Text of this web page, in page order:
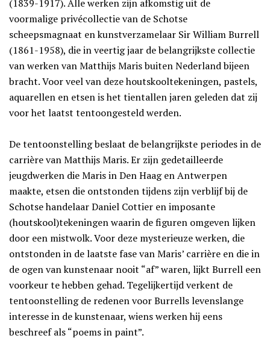
(1839-1917). Alle werken zijn afkomstig uit de
voormalige privécollectie van de Schotse
scheepsmagnaat en kunstverzamelaar Sir William Burrell
(1861-1958), die in veertig jaar de belangrijkste collectie
van werken van Matthijs Maris buiten Nederland bijeen
bracht. Voor veel van deze houtskooltekeningen, pastels,
aquarellen en etsen is het tientallen jaren geleden dat zij
voor het laatst tentoongesteld werden.
De tentoonstelling beslaat de belangrijkste periodes in de
carrière van Matthijs Maris. Er zijn gedetailleerde
jeugdwerken die Maris in Den Haag en Antwerpen
maakte, etsen die ontstonden tijdens zijn verblijf bij de
Schotse handelaar Daniel Cottier en imposante
(houtskool)tekeningen waarin de figuren omgeven lijken
door een mistwolk. Voor deze mysterieuze werken, die
ontstonden in de laatste fase van Maris’ carrière en die in
de ogen van kunstenaar nooit “af” waren, lijkt Burrell een
voorkeur te hebben gehad. Tegelijkertijd verkent de
tentoonstelling de redenen voor Burrells levenslange
interesse in de kunstenaar, wiens werken hij eens
beschreef als “poems in paint”.